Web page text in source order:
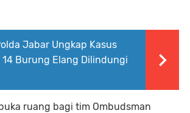
Jabar Ungkap Kasus
14 Burung Elang Dilindungi
ruang bagi tim Ombudsman